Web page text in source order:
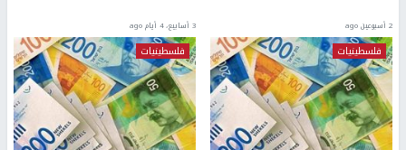
2 أسبوعين ago 3 أسابيع، 4 أيام ago
فلسطينيات فلسطينيات